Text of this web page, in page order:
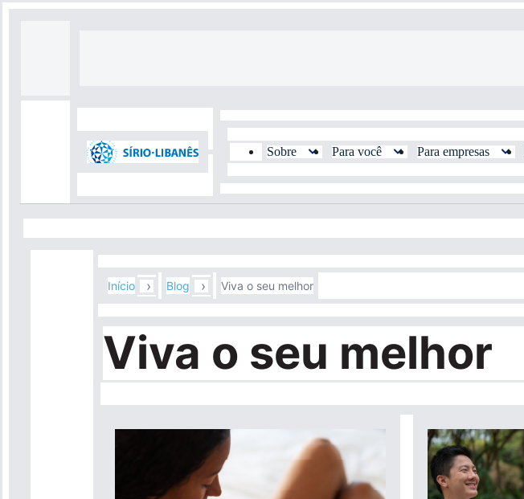
Top
Header
Menu
Navegação
principal
Sobre Para você Para empresas
Menu
Secundário
Início › Blog › Viva o seu melhor
Viva o seu melhor